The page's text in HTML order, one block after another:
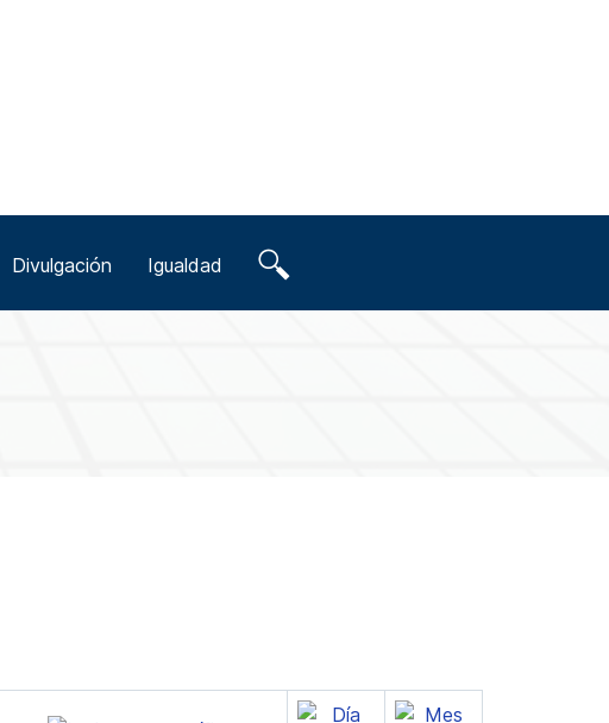
Divulgación Igualdad